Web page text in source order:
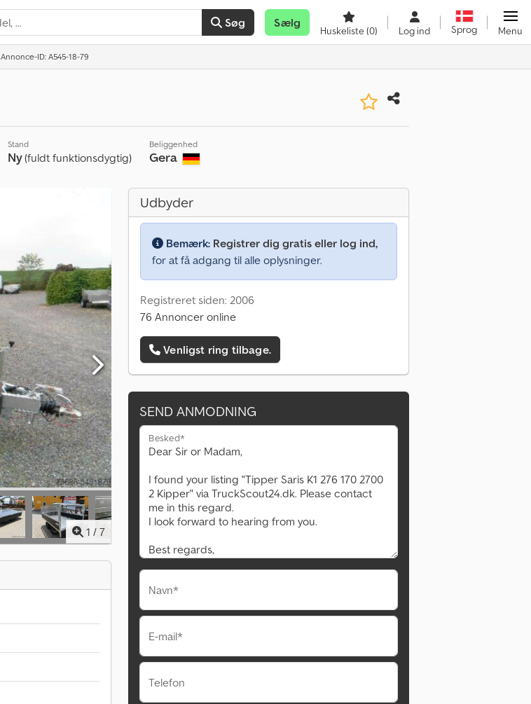
Søg Sælg
Huskeliste(0) Log ind Sprog Menu
Annonce-ID: A545-18-79
Stand
Ny(fuldt funktionsdygtig)
Beliggenhed
Gera
1 / 7
Udbyder
Bemærk: Registrer dig gratis eller log ind,
for at få adgang til alle oplysninger.
Registreret siden: 2006
76 Annoncer online
Venligst ring tilbage.
SEND ANMODNING
Besked*
Navn*
E-mail*
Telefon